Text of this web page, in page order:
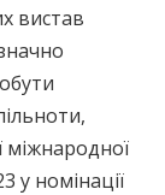
вистав
у номінації